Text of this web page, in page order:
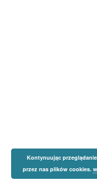
Kontynuując
przez nas plików cookies.